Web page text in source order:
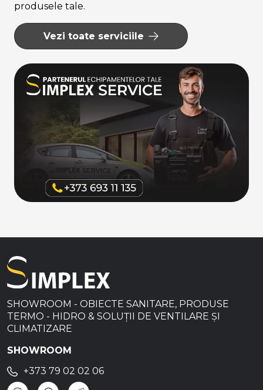
produsele tale.
Vezi toate serviciile
SHOWROOM - OBIECTE SANITARE, PRODUSE
TERMO - HIDRO & SOLUȚII DE VENTILARE ȘI
CLIMATIZARE
SHOWROOM
+373 79 02 02 06